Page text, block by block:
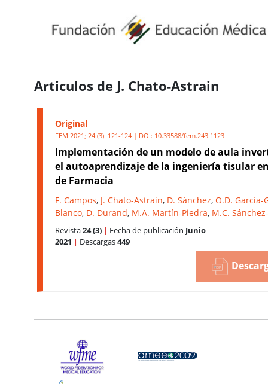
Articulos de J. Chato-Astrain
Original
FEM 2021; 24 (3): 121-124 | DOI: 10.33588/fem.243.1123
Implementación de un modelo de aula
el autoaprendizaje de la ingeniería tisular
de Farmacia
F. Campos, J. Chato-Astrain, D. Sánchez, O.D. García-
Blanco, D. Durand, M.A. Martín-Piedra, M.C.
Revista24 (3) | Fecha de publicación Junio
2021 | Descargas449